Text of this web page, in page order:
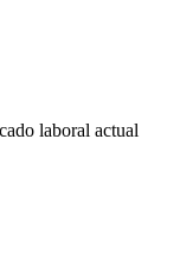
laboral actual